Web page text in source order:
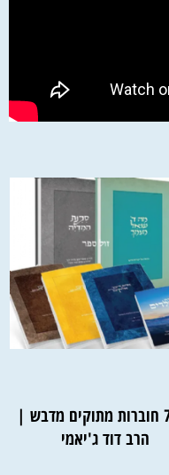
סט 7 חוברות מתוקים מדבש |
הרב דוד ג'יאמי